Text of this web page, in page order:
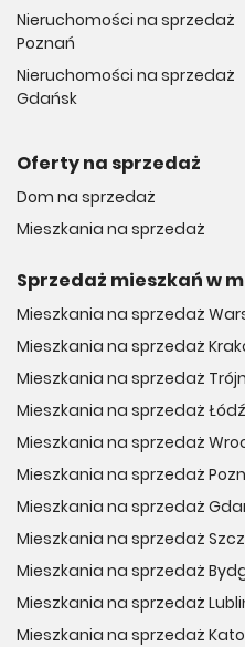
Nieruchomości na sprzedaż
Poznań
Nieruchomości na sprzedaż
Gdańsk
Oferty na sprzedaż
Dom na sprzedaż
Mieszkania na sprzedaż
Sprzedaż mieszkań w
Mieszkania na sprzedaż
Mieszkania na sprzedaż
Mieszkania na sprzedaż
Mieszkania na sprzedaż Łódź
Mieszkania na sprzedaż
Mieszkania na sprzedaż
Mieszkania na sprzedaż
Mieszkania na sprzedaż
Mieszkania na sprzedaż
Mieszkania na sprzedaż
Mieszkania na sprzedaż